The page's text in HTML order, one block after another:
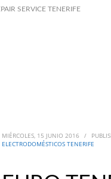
SERVICE TENERIFE
MIÉRCOLES, 15 JUNIO 2016 /
ELECTRODOMÉSTICOS TENERIFE